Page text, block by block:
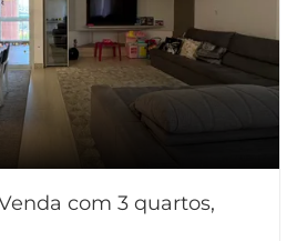
com 3 quartos,